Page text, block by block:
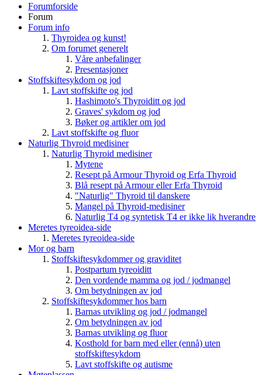
Forumforside
Forum
Forum info
Thyroidea og kunst!
Om forumet generelt
Våre anbefalinger
Presentasjoner
Stoffskiftesykdom og jod
Lavt stoffskifte og jod
Hashimoto's Thyroiditt og jod
Graves' sykdom og jod
Bøker og artikler om jod
Lavt stoffskifte og fluor
Naturlig Thyroid medisiner
Naturlig Thyroid medisiner
Mytene
Resept på Armour Thyroid og Erfa Thyroid
Blå resept på Armour eller Erfa Thyroid
"Naturlig" Thyroid til danskere
Mangel på Thyroid-medisiner
Naturlig T4 og syntetisk T4 er ikke lik hverandre
Meretes tyreoidea-side
Meretes tyreoidea-side
Mor og barn
Stoffskiftesykdommer og graviditet
Postpartum tyreoiditt
Den vordende mamma og jod / jodmangel
Om betydningen av jod
Stoffskiftesykdommer hos barn
Barnas utvikling og jod / jodmangel
Om betydningen av jod
Barnas utvikling og fluor
Kosthold for barn med eller (ennå) uten
stoffskiftesykdom
Lavt stoffskifte og autisme